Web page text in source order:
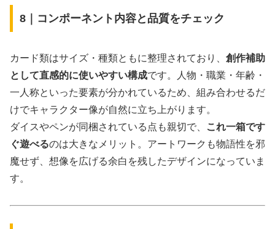
8｜コンポーネント内容と品質をチェック
カード類はサイズ・種類ともに整理されており、 創作補助
として直感的に使いやすい構成です。人物・職業・年齢・
一人称といった要素が分かれているため、組み合わせるだ
けでキャラクター像が自然に立ち上がります。
ダイスやペンが同梱されている点も親切で、
これ一箱です
ぐ遊べるのは大きなメリット。アートワークも物語性を邪
魔せず、想像を広げる余白を残したデザインになっていま
す。